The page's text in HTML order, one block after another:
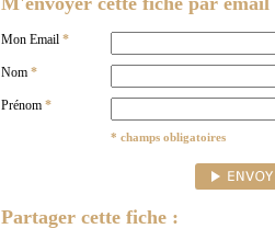
Mon Email *
Nom *
Prénom *
* champs obligatoires
Partager cette fiche :